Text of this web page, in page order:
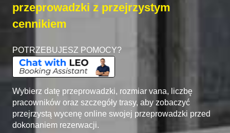
przeprowadzki z przejrzystym
cennikiem
POTRZEBUJESZ POMOCY?
Wybierz datę przeprowadzki, rozmiar vana, liczbę
pracowników oraz szczegóły trasy, aby zobaczyć
przejrzystą wycenę online swojej przeprowadzki przed
dokonaniem rezerwacji.